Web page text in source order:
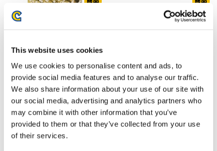
This website uses cookies
We use cookies to personalise content and ads, to
provide social media features and to analyse our traffic.
We also share information about your use of our site with
our social media, advertising and analytics partners who
may combine it with other information that you’ve
provided to them or that they’ve collected from your use
of their services.
【大神 20周年記念 復刻アート
企画】 B2ポスター ～吉村健一
郎 作 大神 11周年より～
【大神 20周年記念 復刻アート
企画】 B2ポスター ～島崎麻里
作 大神 11周年より～
2,200円